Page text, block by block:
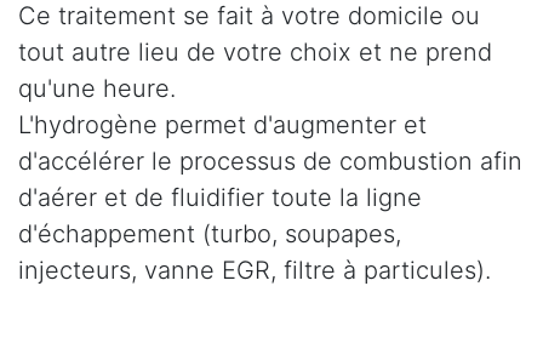
Ce traitement se fait à votre domicile ou
tout autre lieu de votre choix et ne prend
qu'une heure.
L'hydrogène permet d'augmenter et
d'accélérer le processus de combustion afin
d'aérer et de fluidifier toute la ligne
d'échappement (turbo, soupapes,
injecteurs, vanne EGR, filtre à particules).